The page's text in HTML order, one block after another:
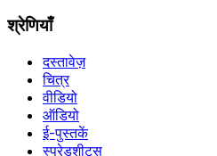
श्रेणियाँ
दस्तावेज़
चित्र
वीडियो
ऑडियो
ई-पुस्तकें
स्प्रेडशीट्स